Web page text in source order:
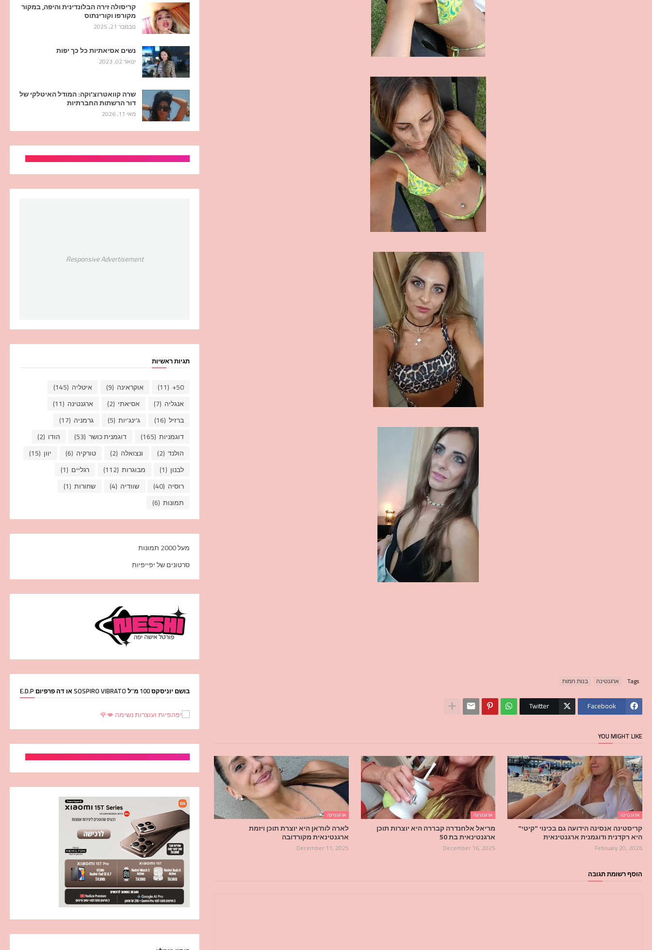
Tags ארגנטינה בנות חמות
Facebook
Twitter
YOU MIGHT LIKE
ארגנטינה
קריסטינה אנסינה הידועה גם בכינוי "קיטי"
היא רקדנית ודוגמנית ארגנטינאית
February 20, 2026
ארגנטינה
מריאל אלחנדרה קבררה היא יוצרות תוכן
ארגנטינאית בת 50
December 16, 2025
ארגנטינה
לארה לוח’אן היא יוצרת תוכן ויזמת
ארגנטינאית מקורדובה
December 11, 2025
הוסף רשומת תגובה
קריסולה זירה הבלונדינית והיפה, במקור
מקורפו וקורינתוס
נובמבר 21, 2025
נשים אסיאתיות כל כך יפות
ינואר 02, 2023
שרה קוואטרוצ'וקה: המודל האיטלקי של
דור הרשתות החברתיות
מאי 11, 2026
Responsive Advertisement
תגיות ראשיות
50+
(11) אוקראינה (9) איטליה (145)
אנגליה (7) אסיאתי (2) ארגנטינה (11)
ברזיל (16) ג'ינג'יות (5) גרמניה (17)
דוגמניות (165) דוגמנית כושר (53) הודו (2)
הולנד (2) ונצואלה (2) טורקיה (6) יוון (15)
לבנון (1) מבוגרות (112) רגליים (1)
רוסיה (40) שוודיה (4) שחורות (1)
תמונות (6)
מעל 2000 תמונות
סרטונים של יפייפיות
בושם יוניסקס 100 מ''ל SOSPIRO VIBRATO או דה פרפיום E.D.P